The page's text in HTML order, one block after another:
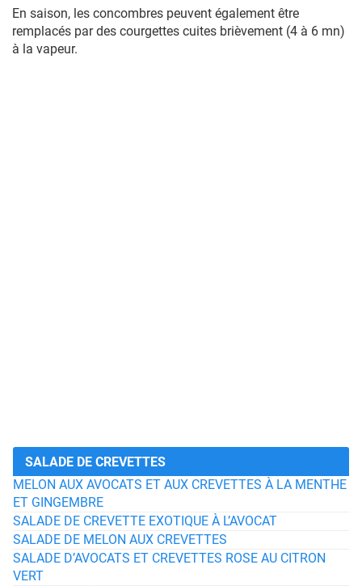
En saison, les concombres peuvent également être
remplacés par des courgettes cuites brièvement (4 à 6 mn)
à la vapeur.
SALADE DE CREVETTES
MELON AUX AVOCATS ET AUX CREVETTES À LA MENTHE
ET GINGEMBRE
SALADE DE CREVETTE EXOTIQUE À L’AVOCAT
SALADE DE MELON AUX CREVETTES
SALADE D’AVOCATS ET CREVETTES ROSE AU CITRON
VERT